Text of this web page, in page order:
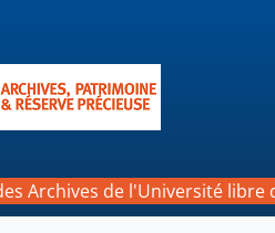
Archives de l'Université libre